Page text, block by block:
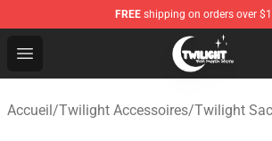
FREE shipping on orders over
Open menu
Twilight Store - Official Twilight
Accueil/Twilight Accessoires/Twilight